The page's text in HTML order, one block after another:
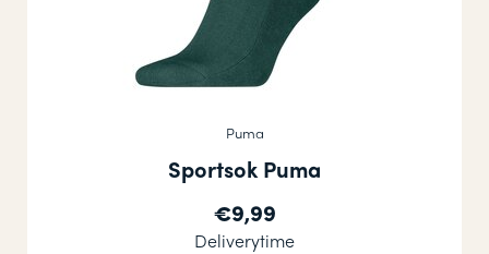
Puma
Sportsok Puma
€9,99
Deliverytime